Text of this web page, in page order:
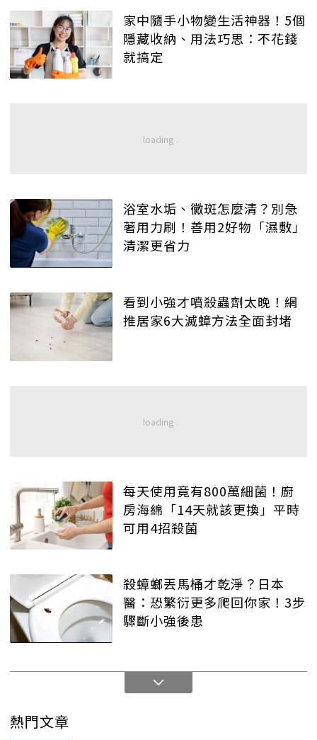
家中隨手小物變生活神器！5個
隱藏收納、用法巧思：不花錢
就搞定
浴室水垢、黴斑怎麼清？別急
著用力刷！善用2好物「濕敷」
清潔更省力
看到小強才噴殺蟲劑太晚！網
推居家6大滅蟑方法全面封堵
每天使用竟有800萬細菌！廚
房海綿「14天就該更換」平時
可用4招殺菌
殺蟑螂丟馬桶才乾淨？日本
醫：恐繁衍更多爬回你家！3步
驟斷小強後患
熱門文章